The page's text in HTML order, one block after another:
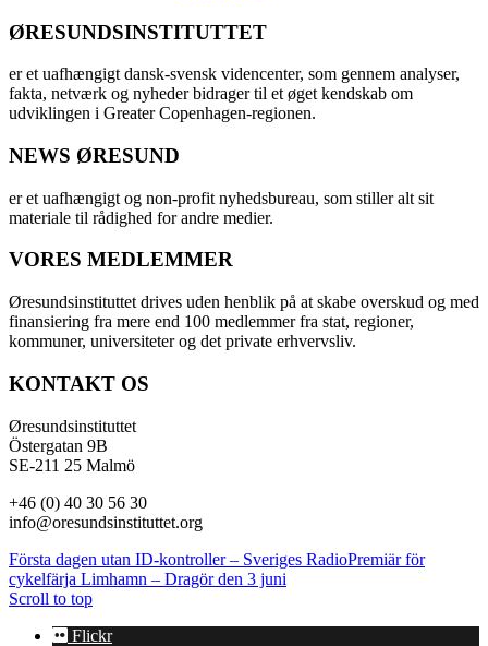
ØRESUNDSINSTITUTTET
er et uafhængigt dansk-svensk videncenter, som gennem analyser,
fakta, netværk og nyheder bidrager til et øget kendskab om
udviklingen i Greater Copenhagen-regionen.
NEWS ØRESUND
er et uafhængigt og non-profit nyhedsbureau, som stiller alt sit
materiale til rådighed for andre medier.
VORES MEDLEMMER
Øresundsinstituttet drives uden henblik på at skabe overskud og med
finansiering fra mere end 100 medlemmer fra stat, regioner,
kommuner, universiteter og det private erhvervsliv.
KONTAKT OS
Øresundsinstituttet
Östergatan 9B
SE-211 25 Malmö
+46 (0) 40 30 56 30
info@oresundsinstituttet.org
Första dagen utan ID-kontroller – Sveriges RadioPremiär för
cykelfärja Limhamn – Dragör den 3 juni
Scroll to top
Flickr